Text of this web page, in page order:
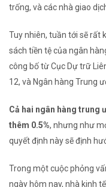
trống, và các nhà giao
Tuy nhiên, tuần tới sẽ rất
sách tiền tệ của ngân
công bố từ Cục Dự trữ
12, và Ngân hàng Trung
Cả hai ngân hàng trung
thêm 0.5%, nhưng như
quyết định này sẽ định
Trong một cuộc phỏng
ngày hôm nay, nhà kinh